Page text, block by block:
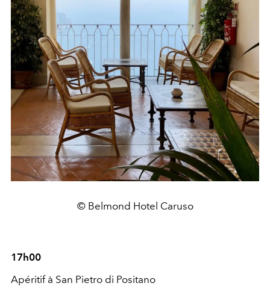
© Belmond Hotel Caruso
17h00
Apéritif à San Pietro di Positano